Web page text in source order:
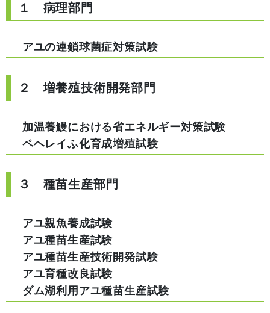
１ 病理部門
アユの連鎖球菌症対策試験
２ 増養殖技術開発部門
加温養鰻における省エネルギー対策試験
ペヘレイふ化育成増殖試験
３ 種苗生産部門
アユ親魚養成試験
アユ種苗生産試験
アユ種苗生産技術開発試験
アユ育種改良試験
ダム湖利用アユ種苗生産試験